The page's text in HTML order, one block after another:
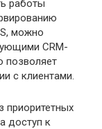
работы
можно
CRM-
позволяет
с клиентами.
приоритетных
доступ к